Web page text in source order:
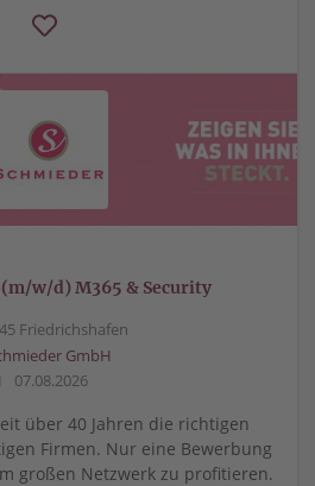
w/d) M365 & Security
Friedrichshafen
GmbH
07.08.2026
über 40 Jahren die richtigen
Firmen. Nur eine Bewerbung
großen Netzwerk zu profitieren.